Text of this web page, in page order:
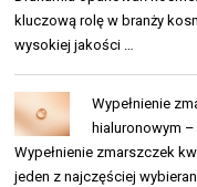
kluczową rolę w branży
wysokiej jakości …
Wypełnienie
hialuronowym
Wypełnienie zmarszczek
jeden z najczęściej